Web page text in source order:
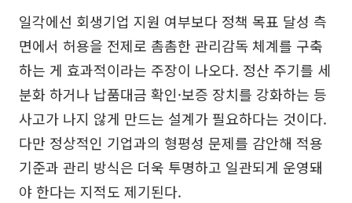
일각에선 회생기업 지원 여부보다 정책 목표 달성 측
면에서 허용을 전제로 촘촘한 관리감독 체계를 구축
하는 게 효과적이라는 주장이 나오다. 정산 주기를 세
분화 하거나 납품대금 확인·보증 장치를 강화하는 등
사고가 나지 않게 만드는 설계가 필요하다는 것이다.
다만 정상적인 기업과의 형평성 문제를 감안해 적용
기준과 관리 방식은 더욱 투명하고 일관되게 운영돼
야 한다는 지적도 제기된다.